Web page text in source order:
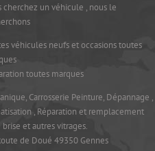
cherchez un véhicule , nous le
véhicules neufs et occasions toutes
toutes marques
Carrosserie Peinture, Dépannage ,
, Réparation et remplacement
brise et autres vitrages.
de Doué 49350 Gennes